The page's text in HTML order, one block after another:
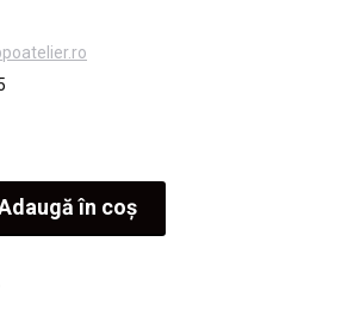
în coș